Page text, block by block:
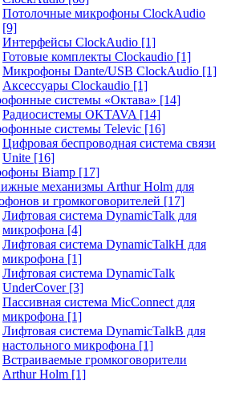
Потолочные микрофоны ClockAudio
[9]
Интерфейсы ClockAudio [1]
Готовые комплекты Clockaudio [1]
Микрофоны Dante/USB ClockAudio [1]
Аксессуары Clockaudio [1]
системы «Октава» [14]
Радиосистемы OKTAVA [14]
системы Televic [16]
Цифровая беспроводная система связи
Unite [16]
Biamp [17]
механизмы Arthur Holm для
и громкоговорителей [17]
Лифтовая система DynamicTalk для
микрофона [4]
Лифтовая система DynamicTalkH для
микрофона [1]
Лифтовая система DynamicTalk
UnderCover [3]
Пассивная система MicConnect для
микрофона [1]
Лифтовая система DynamicTalkB для
настольного микрофона [1]
Встраиваемые громкоговорители
Arthur Holm [1]